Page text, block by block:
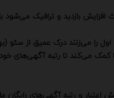
افزایش بازدید و ترافیک
را می‌زنند درک عمیق از
می‌کند تا رتبه آگهی‌های
و رتبه آگهی‌های رایگان